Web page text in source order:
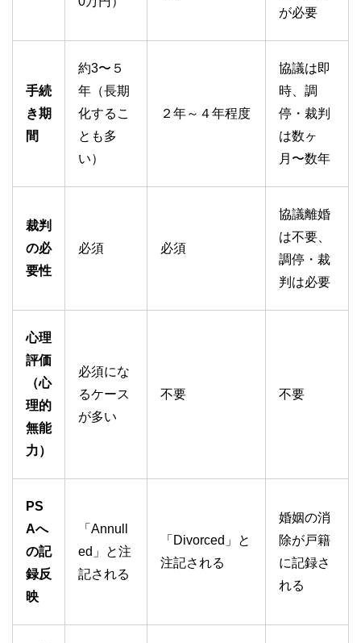
が必要
手続
き期
間
約3〜５
年（長期
化するこ
とも多
い）
２年～４年程度
協議は即
時、調
停・裁判
は数ヶ
月〜数年
裁判
の必
要性
必須 必須
協議離婚
は不要、
調停・裁
判は必要
心理
評価
（心
理的
無能
力）
必須にな
るケース
が多い
不要 不要
PS
Aへ
の記
録反
映
「Annull
ed」と注
記される
「Divorced」と
注記される
婚姻の消
除が戸籍
に記録さ
れる